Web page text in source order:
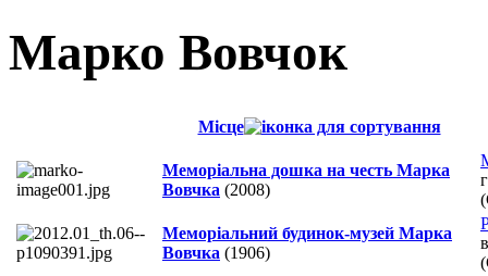
Марко Вовчок
Місце
Меморіальна дошка на честь Марка
Вовчка (2008)
Меморіальний будинок-музей Марка
Вовчка (1906)